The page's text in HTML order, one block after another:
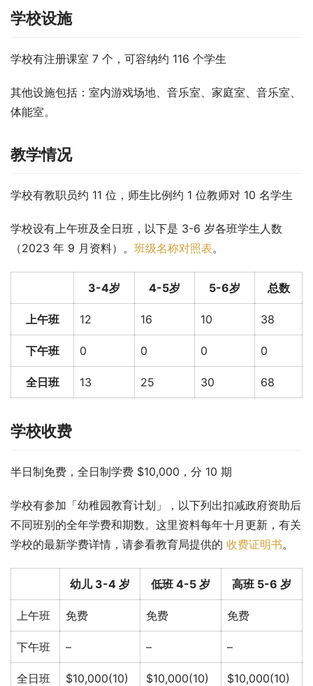
学校设施
学校有注册课室 7 个，可容纳约 116 个学生
其他设施包括：室内游戏场地、音乐室、家庭室、音乐室、
体能室。
教学情况
学校有教职员约 11 位，师生比例约 1 位教师对 10 名学生
学校设有上午班及全日班，以下是 3-6 岁各班学生人数
（2023 年 9 月资料）。 班级名称对照表。
3-4岁 4-5岁 5-6岁 总数
上午班 12 16 10 38
下午班 0 0 0 0
全日班 13 25 30 68
学校收费
半日制免费，全日制学费 $10,000，分 10 期
学校有参加「幼稚园教育计划」，以下列出扣减政府资助后
不同班别的全年学费和期数。这里资料每年十月更新，有关
学校的最新学费详情，请参看教育局提供的 收费证明书。
幼儿 3-4 岁 低班 4-5 岁 高班 5-6 岁
上午班 免费 免费 免费
下午班 – – –
全日班 $10,000(10) $10,000(10) $10,000(10)